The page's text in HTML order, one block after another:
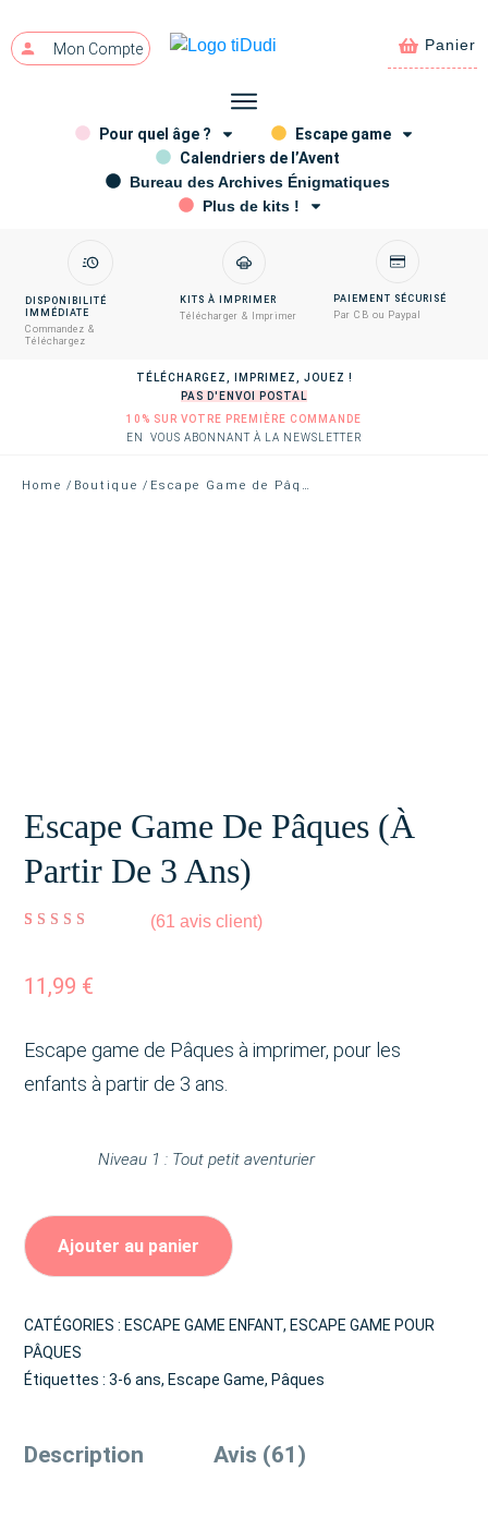
Mon Compte Panier
Pour quel âge ?
Escape game
Calendriers de l’Avent
Bureau des Archives Énigmatiques
Plus de kits !
DISPONIBILITÉ
IMMÉDIATE
Commandez &
Téléchargez
KITS À IMPRIMER
Télécharger & Imprimer
PAIEMENT SÉCURISÉ
Par CB ou Paypal
TÉLÉCHARGEZ, IMPRIMEZ, JOUEZ !
PAS D'ENVOI POSTAL
10% SUR VOTRE PREMIÈRE COMMANDE
EN VOUS ABONNANT À LA NEWSLETTER
Home / Boutique / Escape Game de Pâques (à partir de 3 ans)
Escape Game De Pâques (à
Partir De 3 Ans)
(61 avis client)
11,99 €
Escape game de Pâques à imprimer, pour les
enfants à partir de 3 ans.
Niveau 1 : Tout petit aventurier
Ajouter au panier
CATÉGORIES : ESCAPE GAME ENFANT, ESCAPE GAME POUR
PÂQUES
Étiquettes : 3-6 ans, Escape Game, Pâques
Description Avis (61)